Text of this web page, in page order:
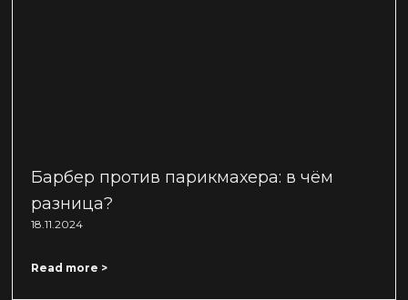
Барбер против парикмахера: в чём
разница?
18.11.2024
Read more >